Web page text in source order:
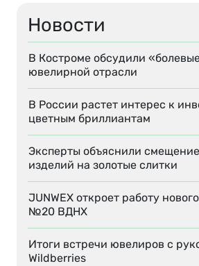
Новости
В Костроме обсудили
ювелирной отрасли
В России растет интерес к
цветным бриллиантам
Эксперты объяснили
изделий на золотые слитки
JUNWEX откроет работу
№20 ВДНХ
Итоги встречи ювелиров с
Wildberries